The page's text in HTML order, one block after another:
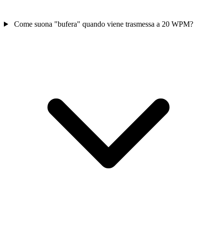
Come suona "bufera" quando viene trasmessa a 20 WPM?